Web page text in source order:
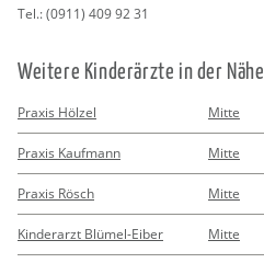
Tel.:(0911) 409 92 31
Wei­te­re Kin­der­ärz­te in der Nähe
Praxis Hölzel Mitte
Praxis Kaufmann Mitte
Praxis Rösch Mitte
Kinderarzt Blümel-Eiber Mitte